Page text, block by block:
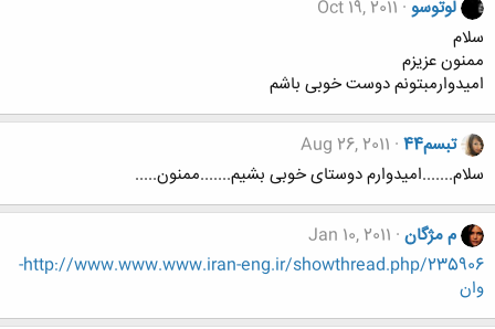
لوتوسو Oct 19, 2011
سلام
ممنون عزیزم
امیدوارمبتونم دوست خوبی باشم
تبسم44
Aug 26, 2011
سلام.......امیدوارم دوستای خوبی بشیم.......ممنون.....
م مژگان Jan 10, 2011
http://www.www.www.iran-eng.ir/showthread.php/235906-
وان